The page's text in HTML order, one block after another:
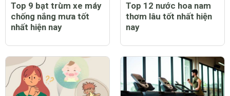
Top 9 bạt trùm xe máy
chống nắng mưa tốt
nhất hiện nay
Top 12 nước hoa nam
thơm lâu tốt nhất hiện
nay